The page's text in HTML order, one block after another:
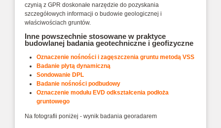
czynią z GPR doskonałe narzędzie do pozyskania
szczegółowych informacji o budowie geologicznej i
właściwościach gruntów.
Inne powszechnie stosowane w praktyce
budowlanej badania geotechniczne i geofizyczne
Oznaczenie nośności i zagęszczenia gruntu metodą VSS
Badanie plytą dynamiczną
Sondowanie DPL
Badanie nośności podbudowy
Oznaczenie modułu EVD odkształcenia podłoża
gruntowego
Na fotografii poniżej - wynik badania georadarem